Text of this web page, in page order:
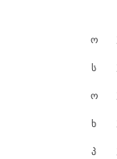
ო
ს
ო
ხ
პ